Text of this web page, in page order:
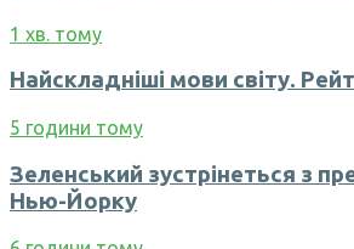
1 хв. тому
Найскладніші мови світу.
5 години тому
Зеленський зустрінеться з
Нью-Йорку